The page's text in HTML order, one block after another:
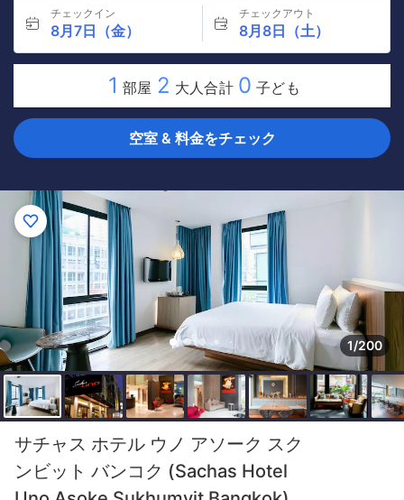
チェックイン
8月7日（金）
チェックアウト
8月8日（土）
1 部屋 2 大人合計 0 子ども
空室 & 料金をチェック
1/200
サチャス ホテル ウノ アソーク スク
ンビット バンコク (Sachas Hotel